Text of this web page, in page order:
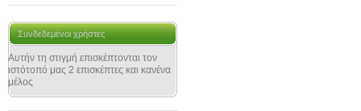
Συνδεδεμένοι χρήστες
Αυτήν τη στιγμή επισκέπτονται τον
ιστότοπό μας 2 επισκέπτες και κανένα
μέλος